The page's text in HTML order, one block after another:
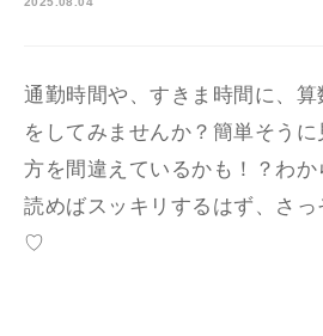
通勤時間や、すきま時間に、
をしてみませんか？簡単そう
方を間違えているかも！？わ
読めばスッキリするはず、さ
♡